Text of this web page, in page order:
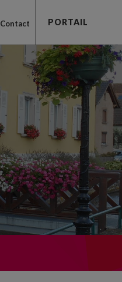
Contact PORTAIL